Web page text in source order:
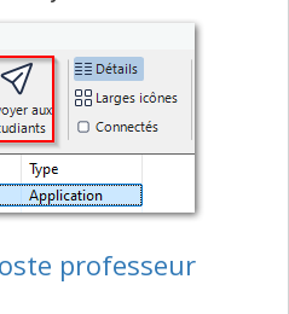
professeur